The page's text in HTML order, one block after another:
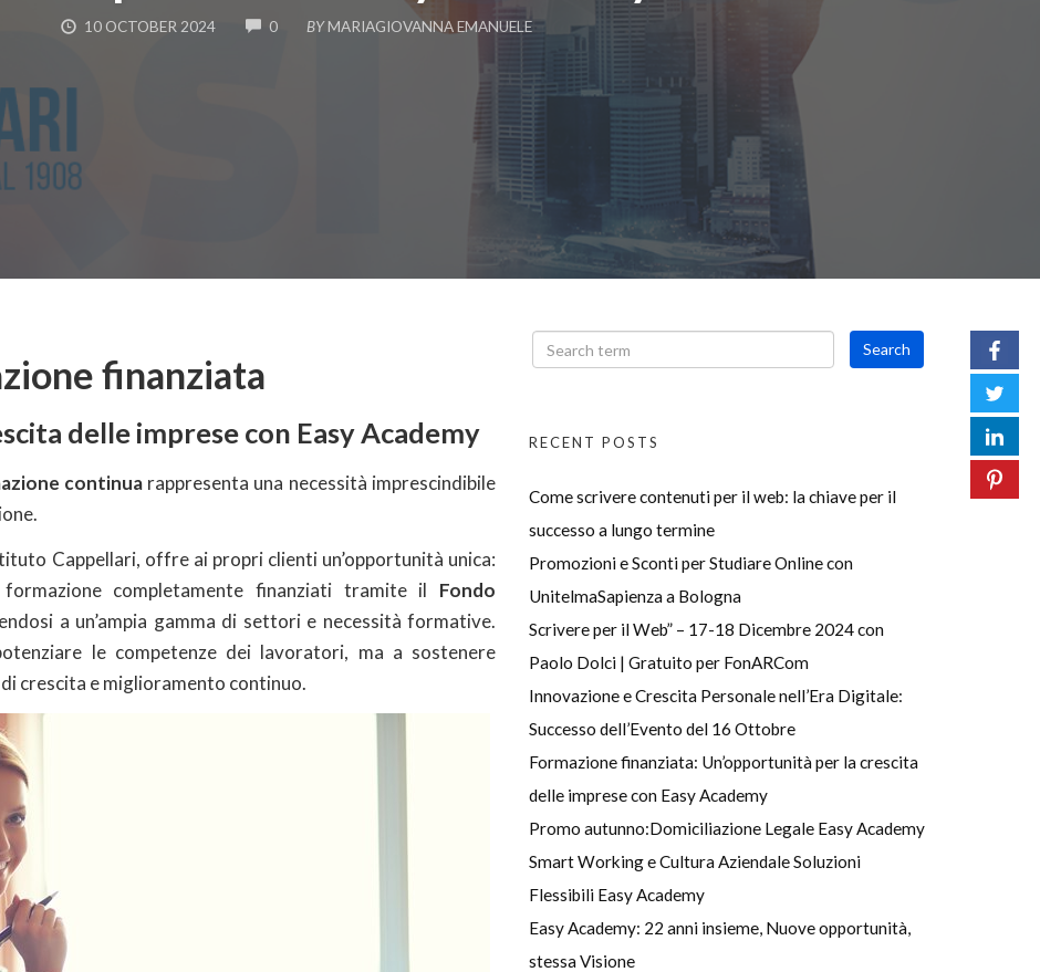
10 OCTOBER 2024 0COMMENTS
BY MARIAGIOVANNA EMANUELE
finanziata
delle imprese con Easy Academy
continuarappresenta una necessità imprescindibile
Cappellari, offre ai propri clienti un’opportunità unica:
completamente finanziati tramite il Fondo
a un’ampia gamma di settori e necessità formative.
le competenze dei lavoratori, ma a sostenere
crescita e miglioramento continuo.
RECENT POSTS
Come scrivere contenuti per il web: la chiave per il
successo a lungo termine
Promozioni e Sconti per Studiare Online con
UnitelmaSapienza a Bologna
Scrivere per il Web” – 17-18 Dicembre 2024 con
Paolo Dolci | Gratuito per FonARCom
Innovazione e Crescita Personale nell’Era Digitale:
Successo dell’Evento del 16 Ottobre
Formazione finanziata: Un’opportunità per la crescita
delle imprese con Easy Academy
Promo autunno:Domiciliazione Legale Easy Academy
Smart Working e Cultura Aziendale Soluzioni
Flessibili Easy Academy
Easy Academy: 22 anni insieme, Nuove opportunità,
stessa Visione